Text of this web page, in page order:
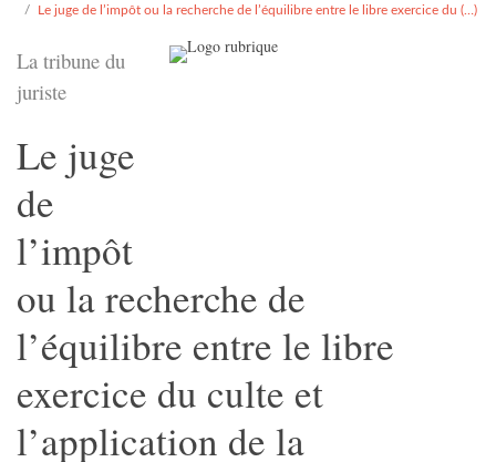
Le juge de l’impôt ou la recherche de l’équilibre entre le libre exercice du (…)
La tribune du
juriste
Le juge
de
l’impôt
ou la recherche de
l’équilibre entre le libre
exercice du culte et
l’application de la